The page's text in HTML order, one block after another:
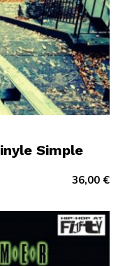
Simple
36,00 €